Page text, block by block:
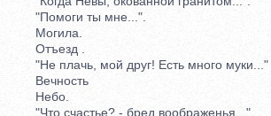
"Помоги ты мне...".
Могила.
Отъезд .
"Не плачь, мой друг! Есть много муки..."
Вечность
Небо.
"Что счастье? - бред воображенья..."